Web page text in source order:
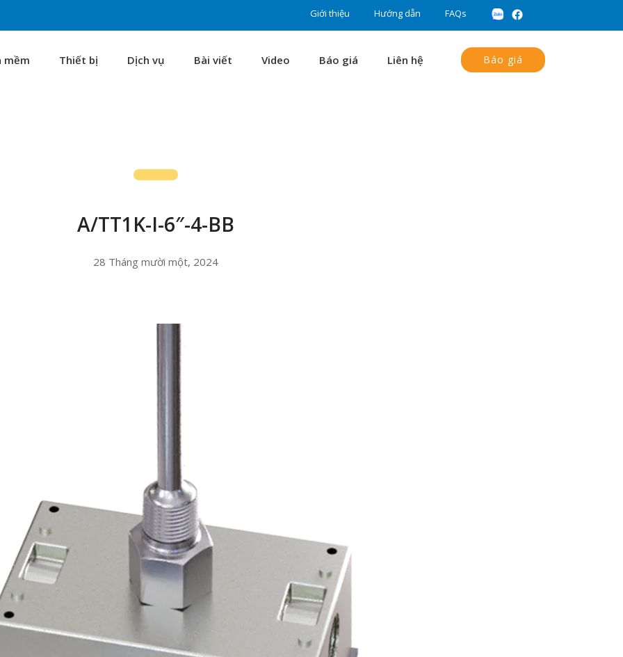
Giới thiệu Hướng dẫn FAQs
mềm Thiết bị Dịch vụ Bài viết Video Báo giá Liên hệ Báo giá
A/TT1K-I-6″-4-BB
28 Tháng mười một, 2024